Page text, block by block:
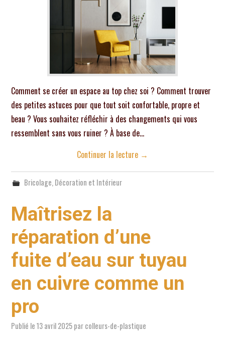
Comment se créer un espace au top chez soi ? Comment trouver
des petites astuces pour que tout soit confortable, propre et
beau ? Vous souhaitez réfléchir à des changements qui vous
ressemblent sans vous ruiner ? À base de…
Continuer la lecture →
Bricolage,Décoration et Intérieur
Maîtrisez la
réparation d’une
fuite d’eau sur tuyau
en cuivre comme un
pro
Publié le13 avril 2025parcolleurs-de-plastique